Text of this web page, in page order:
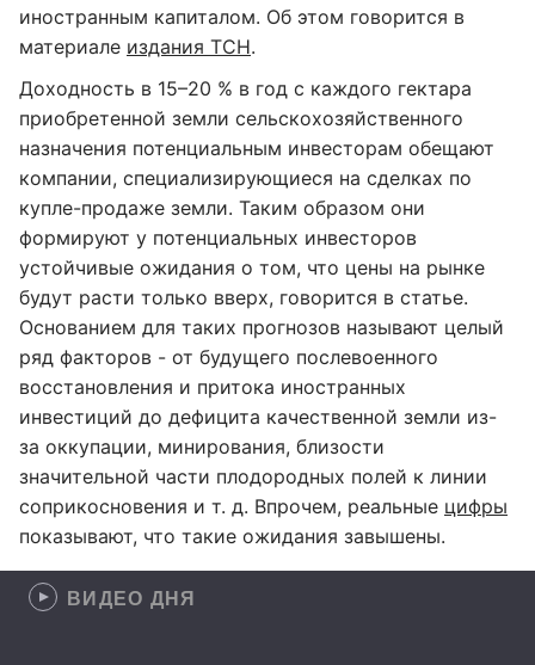
иностранным капиталом. Об этом говорится в
материале издания ТСН.
Доходность в 15–20 % в год с каждого гектара
приобретенной земли сельскохозяйственного
назначения потенциальным инвесторам обещают
компании, специализирующиеся на сделках по
купле-продаже земли. Таким образом они
формируют у потенциальных инвесторов
устойчивые ожидания о том, что цены на рынке
будут расти только вверх, говорится в статье.
Основанием для таких прогнозов называют целый
ряд факторов - от будущего послевоенного
восстановления и притока иностранных
инвестиций до дефицита качественной земли из-
за оккупации, минирования, близости
значительной части плодородных полей к линии
соприкосновения и т. д. Впрочем, реальные цифры
показывают, что такие ожидания завышены.
ВИДЕО ДНЯ